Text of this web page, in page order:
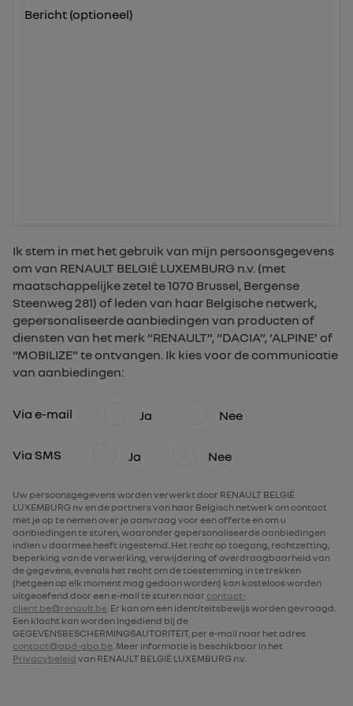
Bericht (optioneel)
Ik stem in met het gebruik van mijn persoonsgegevens
om van RENAULT BELGIË LUXEMBURG n.v. (met
maatschappelijke zetel te 1070 Brussel, Bergense
Steenweg 281) of leden van haar Belgische netwerk,
gepersonaliseerde aanbiedingen van producten of
diensten van het merk “RENAULT”, “DACIA”, ‘ALPINE’ of
“MOBILIZE” te ontvangen. Ik kies voor de communicatie
van aanbiedingen:
Via e-mail Ja Nee
Via SMS Ja Nee
Uw persoonsgegevens worden verwerkt door RENAULT BELGIË
LUXEMBURG nv en de partners van haar Belgisch netwerk om contact
met je op te nemen over je aanvraag voor een offerte en om u
aanbiedingen te sturen, waaronder gepersonaliseerde aanbiedingen
indien u daarmee heeft ingestemd. Het recht op toegang, rechtzetting,
beperking van de verwerking, verwijdering of overdraagbaarheid van
de gegevens, evenals het recht om de toestemming in te trekken
(hetgeen op elk moment mag gedaan worden) kan kosteloos worden
uitgeoefend door een e-mail te sturen naar contact-
client.be@renault.be. Er kan om een identiteitsbewijs worden gevraagd.
Een klacht kan worden ingediend bij de
GEGEVENSBESCHERMINGSAUTORITEIT, per e-mail naar het adres
contact@apd-gba.be. Meer informatie is beschikbaar in het
Privacybeleid van RENAULT BELGIË LUXEMBURG n.v.